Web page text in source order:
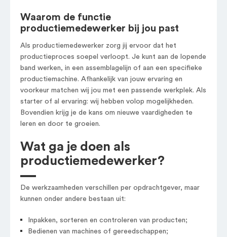
Waarom de functie
productiemedewerker bij jou past
Als productiemedewerker zorg jij ervoor dat het
productieproces soepel verloopt. Je kunt aan de lopende
band werken, in een assemblagelijn of aan een specifieke
productiemachine. Afhankelijk van jouw ervaring en
voorkeur matchen wij jou met een passende werkplek. Als
starter of al ervaring: wij hebben volop mogelijkheden.
Bovendien krijg je de kans om nieuwe vaardigheden te
leren en door te groeien.
Wat ga je doen als
productiemedewerker?
De werkzaamheden verschillen per opdrachtgever, maar
kunnen onder andere bestaan uit:
Inpakken, sorteren en controleren van producten;
Bedienen van machines of gereedschappen;